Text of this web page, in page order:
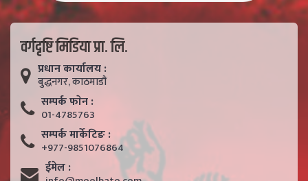
वर्गदृष्टि मिडिया प्रा. लि.
प्रधान कार्यालय :
बुद्धनगर, काठमाडाैं
सम्पर्क फाेन :
01-4785763
सम्पर्क मार्केटिङ :
+977-9851076864
ईमेल :